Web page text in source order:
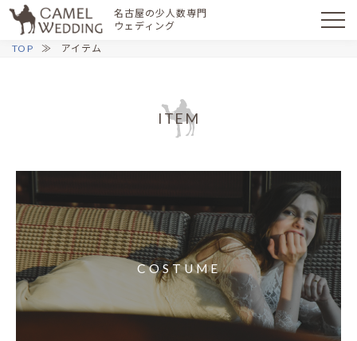
名古屋の少人数専門
ウェディング
TOP
アイテム
ITEM
COSTUME